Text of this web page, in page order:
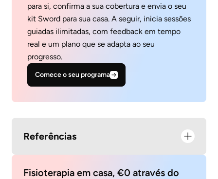
para si, confirma a sua cobertura e envia o seu
kit Sword para sua casa. A seguir, inicia sessões
guiadas ilimitadas, com feedback em tempo
real e um plano que se adapta ao seu
progresso.
Comece o seu programa
Referências
Fisioterapia em casa, €0 através do